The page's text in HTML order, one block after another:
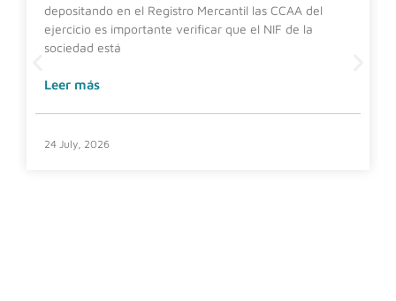
depositando en el Registro Mercantil las CCAA del
ejercicio es importante verificar que el NIF de la
sociedad está
Leer más
24 July, 2026